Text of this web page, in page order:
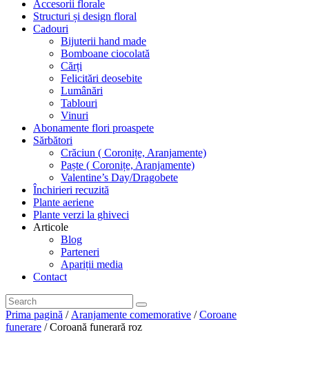
Accesorii florale
Structuri și design floral
Cadouri
Bijuterii hand made
Bomboane ciocolată
Cărți
Felicitări deosebite
Lumânări
Tablouri
Vinuri
Abonamente flori proaspete
Sărbători
Crăciun ( Coronițe, Aranjamente)
Paște ( Coronițe, Aranjamente)
Valentine’s Day/Dragobete
Închirieri recuzită
Plante aeriene
Plante verzi la ghiveci
Articole
Blog
Parteneri
Apariții media
Contact
Prima pagină / Aranjamente comemorative /Coroane
funerare / Coroană funerară roz